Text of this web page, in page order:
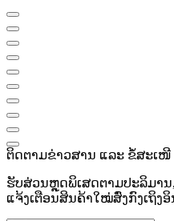
ຕິດຕາມຂ່າວສານ ແລະ ຂໍ້ສະເໜີ
ຮັບສ່ວນຫຼຸດພິເສດຕາມປະລິມານ
ແຈ້ງເຕືອນສິນຄ້າໃໝ່ສົ່ງກົງເຖິງ